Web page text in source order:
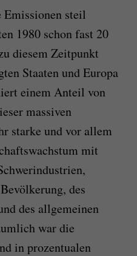
Emissionen steil
1980 schon fast 20
diesem Zeitpunkt
Staaten und Europa
einem Anteil von
massiven
starke und vor allem
mit
des
des allgemeinen
war die
in prozentualen